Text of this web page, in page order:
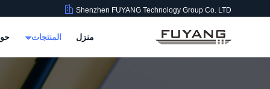
Shenzhen FUYANG Technology Group Co. LTD
منزل المنتجات